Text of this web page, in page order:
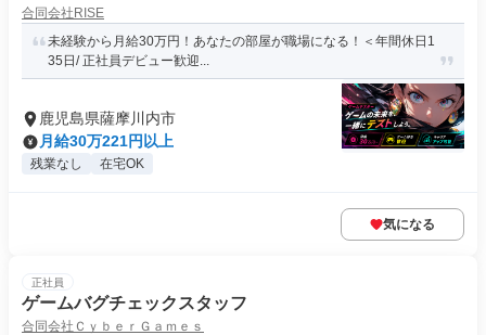
合同会社RISE
未経験から月給30万円！あなたの部屋が職場になる！＜年間休日1
35日/ 正社員デビュー歓迎...
鹿児島県薩摩川内市
月給30万221円以上
残業なし 在宅OK
気になる
正社員
ゲームバグチェックスタッフ
合同会社ＣｙｂｅｒＧａｍｅｓ